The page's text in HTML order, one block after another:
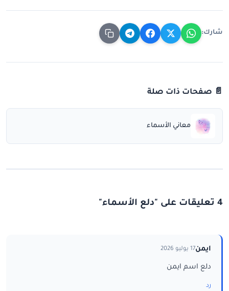
شارك:
📄 صفحات ذات صلة
معاني الأسماء
4 تعليقات على "دلع الأسماء"
ايمن17 يوليو 2026
دلع اسم ايمن
رد